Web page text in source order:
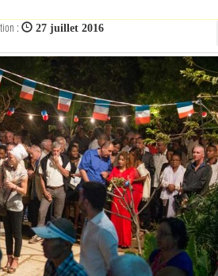
: 27 juillet 2016